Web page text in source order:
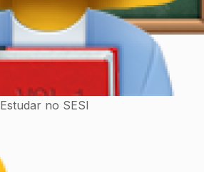
Estudar no SESI